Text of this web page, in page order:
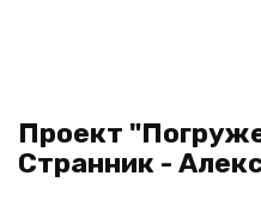
Проект
Странник -